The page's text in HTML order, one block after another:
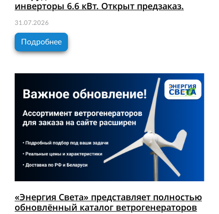
инверторы 6.6 кВт. Открыт предзаказ.
31.07.2026
Подробнее
«Энергия Света» представляет полностью
обновлённый каталог ветрогенераторов